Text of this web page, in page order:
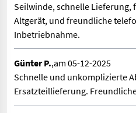
Seilwinde, schnelle Lieferung,
Altgerät, und freundliche
Inbetriebnahme.
Günter P.,am 05-12-2025
Schnelle und unkomplizierte
Ersatzteillieferung.